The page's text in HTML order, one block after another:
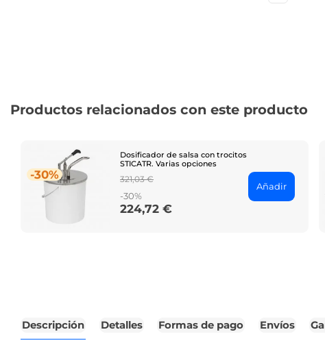
Productos relacionados con este producto
-30%
Dosificador de salsa con trocitos
STICATR. Varias opciones
Regular
price
321,03 €
-30%
Price
224,72 €
Añadir
Descripción Detalles Formas de pago Envíos